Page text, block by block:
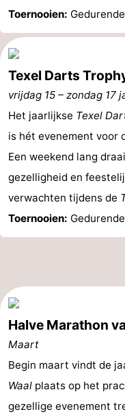
Toernooien:
Texel Darts
vrijdag 15 – zondag 17
Het jaarlijkse Texel
is hét evenement voor
Een weekend lang
gezelligheid en
verwachten tijdens de
Toernooien:
Halve Marathon
Maart
Begin maart vindt de
Waal plaats op het
gezellige evenement